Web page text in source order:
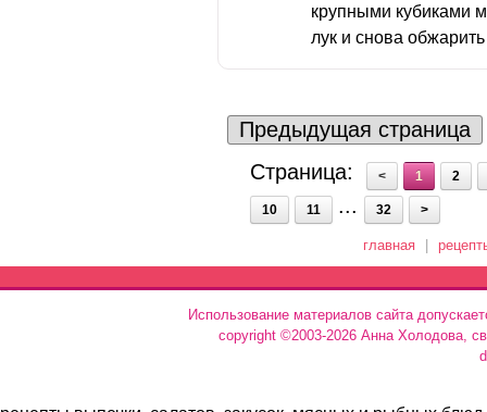
крупными кубиками
лук и снова
Предыдущая страница
Страница:
< 1 2
10 11 ... 32 >
главная
Использование материалов сайта
copyright ©2003-2026 Анна Холодова,